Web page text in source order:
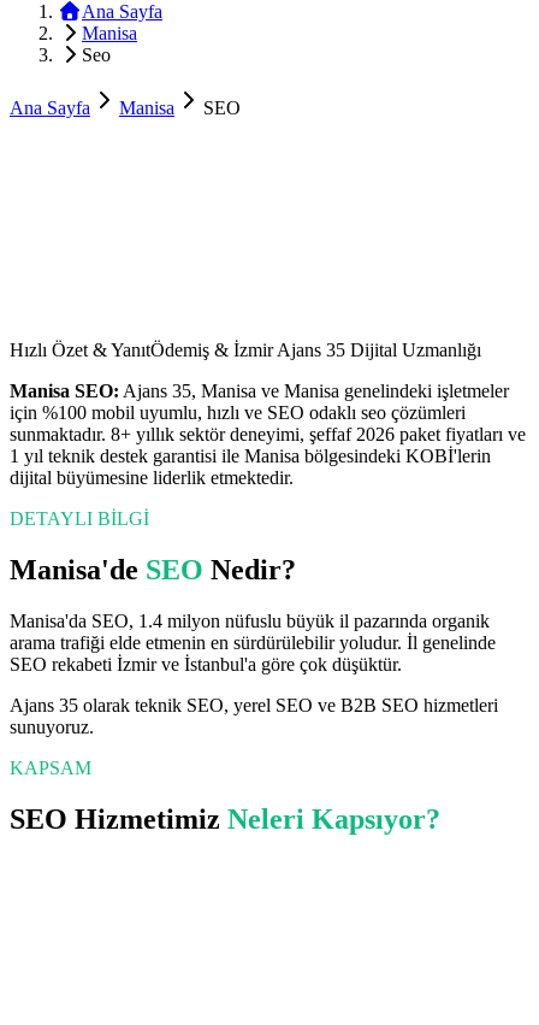
Ana Sayfa
Manisa
Seo
Ana Sayfa Manisa SEO
Hızlı Özet & YanıtÖdemiş & İzmir Ajans 35 Dijital Uzmanlığı
Manisa SEO: Ajans 35, Manisa ve Manisa genelindeki işletmeler
için %100 mobil uyumlu, hızlı ve SEO odaklı seo çözümleri
sunmaktadır. 8+ yıllık sektör deneyimi, şeffaf 2026 paket fiyatları ve
1 yıl teknik destek garantisi ile Manisa bölgesindeki KOBİ'lerin
dijital büyümesine liderlik etmektedir.
DETAYLI BİLGİ
Manisa'de SEO Nedir?
Manisa'da SEO, 1.4 milyon nüfuslu büyük il pazarında organik
arama trafiği elde etmenin en sürdürülebilir yoludur. İl genelinde
SEO rekabeti İzmir ve İstanbul'a göre çok düşüktür.
Ajans 35 olarak teknik SEO, yerel SEO ve B2B SEO hizmetleri
sunuyoruz.
KAPSAM
SEO Hizmetimiz Neleri Kapsıyor?